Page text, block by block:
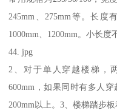
245mm、275mm等。长度
1000mm、1200mm。小长度
44. jpg
2、对于单人穿越楼梯，
600mm，如果同时有多人
200mm以上。3、楼梯踏步